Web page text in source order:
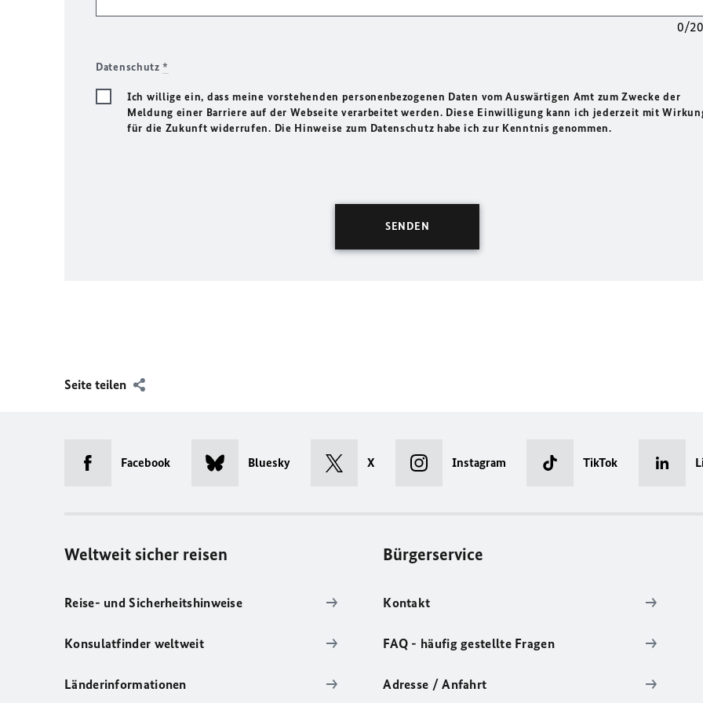
0/
Datenschutz*
Ich willige ein, dass meine vorstehenden personenbezogenen Daten vom Auswärtigen Amt zum Zwecke der
Meldung einer Barriere auf der Webseite verarbeitet werden. Diese Einwilligung kann ich jederzeit mit
für die Zukunft widerrufen. Die Hinweise zum Datenschutz habe ich zur Kenntnis genommen.
Seite teilen
Facebook Bluesky X Instagram TikTok
Weltweit sicher reisen
Reise- und Sicherheitshinweise
Konsulatfinder weltweit
Länderinformationen
Bürgerservice
Kontakt
FAQ - häufig gestellte Fragen
Adresse / Anfahrt